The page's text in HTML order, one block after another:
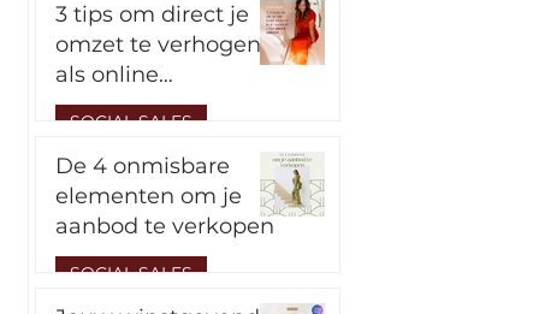
3 tips om direct je
omzet te verhogen
als online
dienstverlener,
cursusmaker
SOCIAL SALES
14 apr 2025
De 4 onmisbare
elementen om je
aanbod te verkopen
SOCIAL SALES